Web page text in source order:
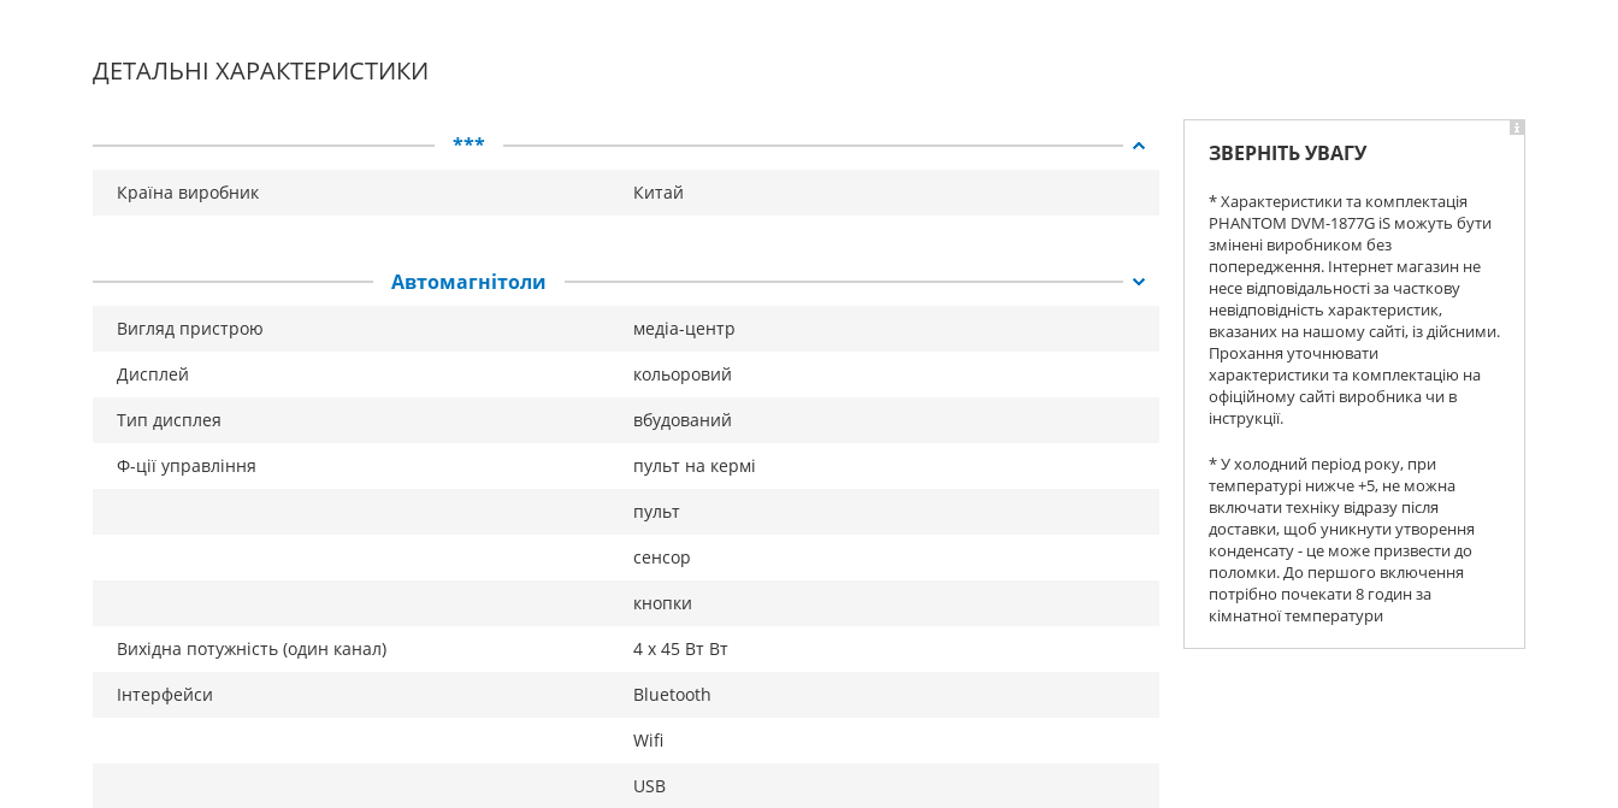
дорозі функції - 3D GPS навігацію з інформацією про пробки
(підтримуються карти «Навітел», «Mireo Don» улюблену музику по радіо,
Завдяки вбудованому модулю Bluetooth від Parrot, при русі зручно та
ДЕТАЛЬНІ ХАРАКТЕРИСТИКИ
***
Країна виробник Китай
Автомагнітоли
Вигляд пристрою
медіа-центр
Дисплей
кольоровий
Тип дисплея
вбудований
Ф-ції управління
пульт на кермі
пульт
сенсор
кнопки
Вихідна потужність (один канал)
4 х 45 Вт Вт
Інтерфейси
Bluetooth
Wifi
USB
ЗВЕРНІТЬ УВАГУ
* Характеристики та комплектація
PHANTOM DVM-1877G iS можуть бути
змінені виробником без
попередження. Інтернет магазин не
несе відповідальності за часткову
невідповідність характеристик,
вказаних на нашому сайті, із дійсними.
Прохання уточнювати
характеристики та комплектацію на
офіційному сайті виробника чи в
інструкції.
* У холодний період року, при
температурі нижче +5, не можна
включати техніку відразу після
доставки, щоб уникнути утворення
конденсату - це може призвести до
поломки. До першого включення
потрібно почекати 8 годин за
кімнатної температури